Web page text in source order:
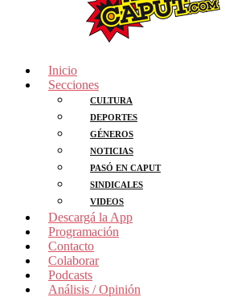
Inicio
Secciones
CULTURA
DEPORTES
GÉNEROS
NOTICIAS
PASÓ EN CAPUT
SINDICALES
VIDEOS
Descargá la App
Programación
Contacto
Colaborar
Podcasts
Análisis / Opinión